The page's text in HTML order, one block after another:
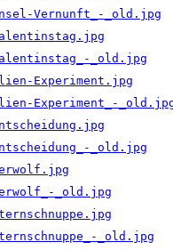
Vernunft_-_old.jpg
_old.jpg
Experiment.jpg
Experiment_-
_old.jpg
_old.jpg
_old.jpg